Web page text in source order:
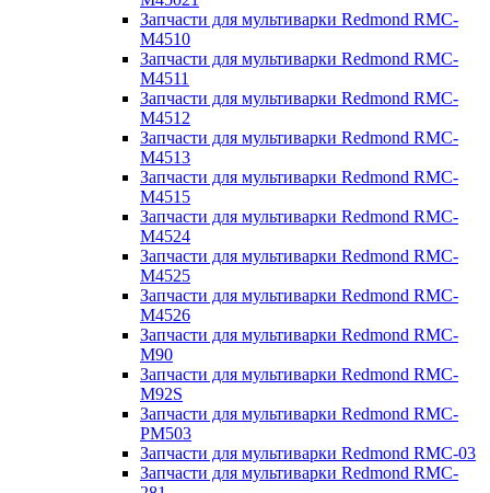
Запчасти для мультиварки Redmond RMC-
M4510
Запчасти для мультиварки Redmond RMC-
M4511
Запчасти для мультиварки Redmond RMC-
M4512
Запчасти для мультиварки Redmond RMC-
M4513
Запчасти для мультиварки Redmond RMC-
M4515
Запчасти для мультиварки Redmond RMC-
M4524
Запчасти для мультиварки Redmond RMC-
M4525
Запчасти для мультиварки Redmond RMC-
M4526
Запчасти для мультиварки Redmond RMC-
M90
Запчасти для мультиварки Redmond RMC-
M92S
Запчасти для мультиварки Redmond RMC-
PM503
Запчасти для мультиварки Redmond RMC-03
Запчасти для мультиварки Redmond RMC-